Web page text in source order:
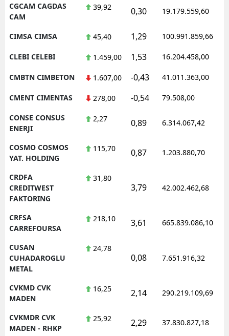
CGCAM CAGDAS
CAM
39,92 0,30 19.179.559,60
CIMSA CIMSA 45,40 1,29 100.991.859,66
CLEBI CELEBI 1.459,00 1,53 16.204.458,00
CMBTN CIMBETON 1.607,00 -0,43 41.011.363,00
CMENT CIMENTAS 278,00 -0,54 79.508,00
CONSE CONSUS
ENERJI
2,27 0,89 6.314.067,42
COSMO COSMOS
YAT. HOLDING
115,70 0,87 1.203.880,70
CRDFA
CREDITWEST
FAKTORING
31,80
3,79 42.002.462,68
CRFSA
CARREFOURSA
218,10 3,61 665.839.086,10
CUSAN
CUHADAROGLU
METAL
24,78
0,08 7.651.916,32
CVKMD CVK
MADEN
16,25 2,14 290.219.109,69
CVKMDR CVK
MADEN - RHKP
25,92 2,29 37.830.827,18